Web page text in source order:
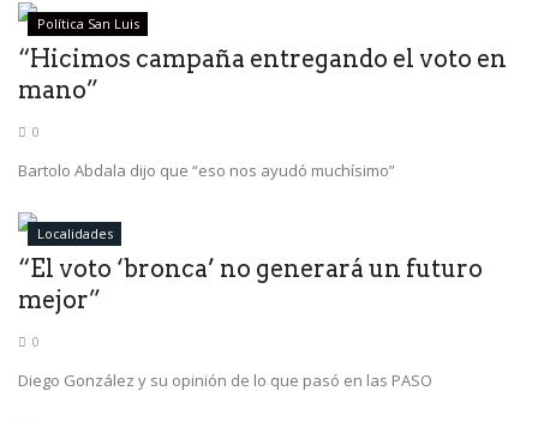
Política San Luis
“Hicimos campaña entregando el voto en
mano”
0
Bartolo Abdala dijo que “eso nos ayudó muchísimo”
Localidades
“El voto ‘bronca’ no generará un futuro
mejor”
0
Diego González y su opinión de lo que pasó en las PASO